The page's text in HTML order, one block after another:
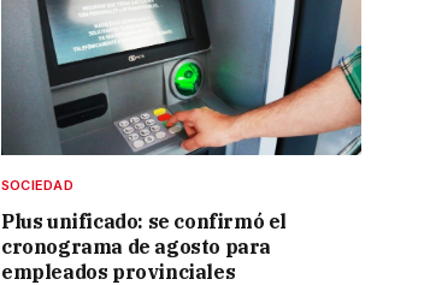
SOCIEDAD
Plus unificado: se confirmó el
cronograma de agosto para
empleados provinciales